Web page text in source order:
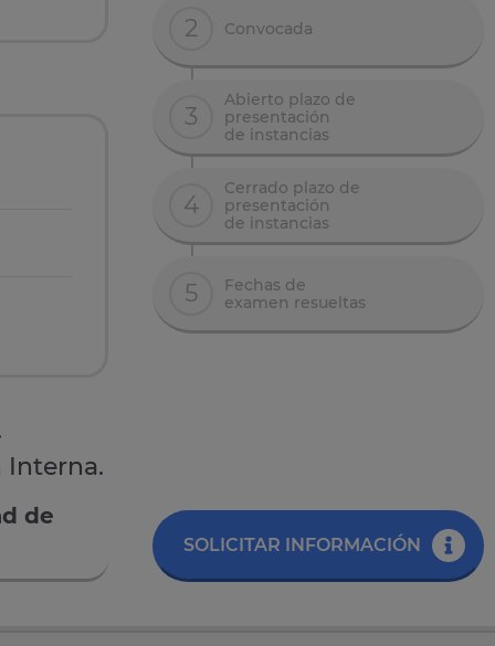
Interna.
de
2 Convocada
3
Abierto plazo de
presentación
de instancias
4
Cerrado plazo de
presentación
de instancias
5
Fechas de
examen resueltas
SOLICITAR INFORMACIÓN